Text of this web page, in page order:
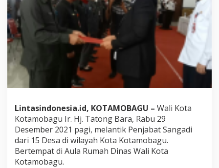
k
5
P
e
n
j
a
Lintasindonesia.id, KOTAMOBAGU – Wali Kota
Kotamobagu Ir. Hj. Tatong Bara, Rabu 29
Desember 2021 pagi, melantik Penjabat Sangadi
dari 15 Desa di wilayah Kota Kotamobagu.
Bertempat di Aula Rumah Dinas Wali Kota
Kotamobagu.